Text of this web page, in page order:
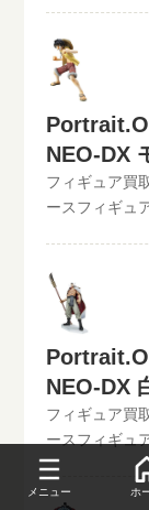
す！買取査定
ード入力で更
取査定はJAN
封品or未開封
法でも仮買取
キャンペーン
手パーツの差
ファンの期待
P.O.P（
↓ハイクオリ
る。その他
ピースフィギ
定の仮買取査
込みフォーム
無料の宅配キ
からでもお買
など全て無料
分かります。
取査定可能!!
す。下記のよ
といまる。開
査定は全て最
安心ください
NEO-DX ポ
在の買取価格
スNEO-DXシ
部、帽子、両
能。更に付属
らといまる。
ど、ワンピー
ん買取査定の
ット申し込み
から送料無料
品を詰めて、
になりたいも
全国どこから
込手数料など
NEO-DX
格
フィギュア買
ースフィギュ
査定は全て最
安心ください
NEO-DX モ
の買取価格は
NEO-DXシリ
ジョンで登場!
装により、様
P.O.P（
↓ハイクオリテ
NEO-DX
ートの買
フィギュア買
ースフィギュ
価買取中！！
更新が遅れて
メニュー ホ